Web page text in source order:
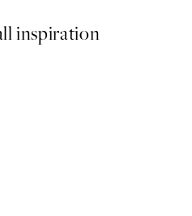
inspiration